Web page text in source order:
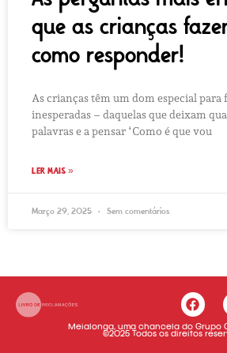
que as crianças
como responder!
As crianças têm um dom especial para
inesperadas – daquelas que deixam
palavras e a pensar ‘Como é que vou
LER MAIS »
Março 29, 2025 Sem comentários
Meialonga, uma chancela do Grupo
©2025 Todos os direitos